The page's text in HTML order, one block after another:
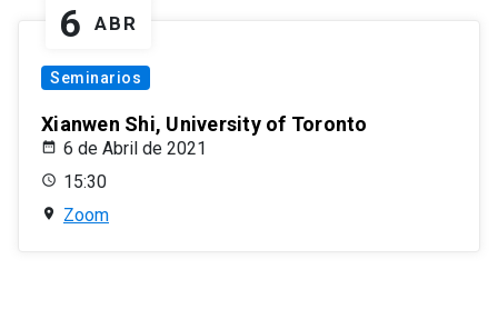
6 ABR
Seminarios
Xianwen Shi, University of Toronto
6 de Abril de 2021
15:30
Zoom